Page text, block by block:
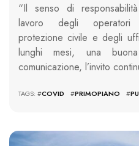
“Il senso di
lavoro degli operatori
protezione civile e degli
lunghi mesi, una
comunicazione, l’invito
TAGS: #COVID #PRIMOPIANO #